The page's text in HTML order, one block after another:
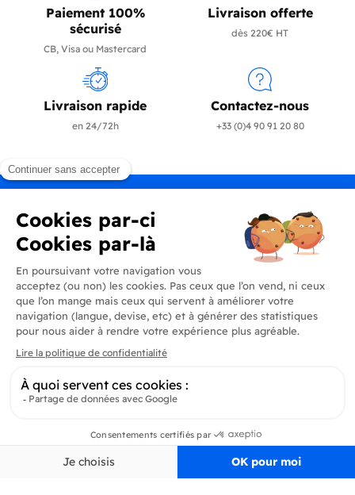
Paiement 100%
sécurisé
CB, Visa ou Mastercard
Livraison offerte
dès 220€ HT
Livraison rapide
en 24/72h
Contactez-nous
+33 (0)4 90 91 20 80
Produits
En savoir plus